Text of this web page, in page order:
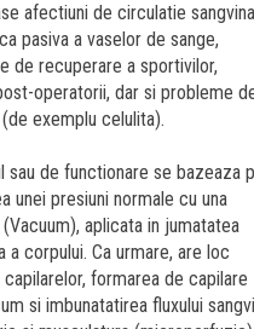
afectiuni de circulatie
pasiva a vaselor de sange,
de recuperare a sportivilor,
operatorii, dar si probleme
exemplu celulita).
sau de functionare se bazeaza
unei presiuni normale cu una
aplicata in jumatatea
a corpului. Ca urmare, are loc
capilarelor, formarea de capilare
si imbunatatirea fluxului